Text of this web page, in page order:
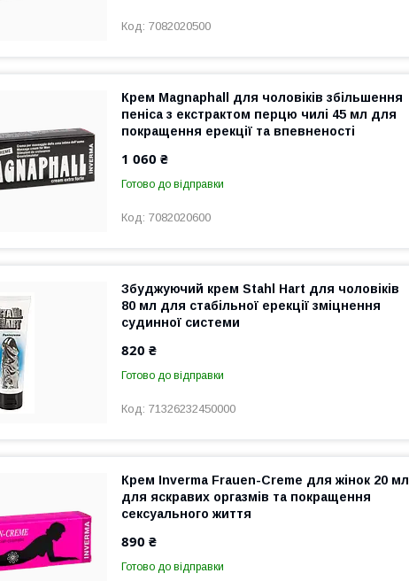
7082020500
Крем Magnaphall для чоловіків збільшення
пеніса з екстрактом перцю чилі 45 мл для
покращення ерекції та впевненості
1 060 ₴
Готово до відправки
7082020600
Збуджуючий крем Stahl Hart для чоловіків
80 мл для стабільної ерекції зміцнення
судинної системи
820 ₴
Готово до відправки
71326232450000
Крем Inverma Frauen-Creme для жінок 20 мл
для яскравих оргазмів та покращення
сексуального життя
890 ₴
Готово до відправки